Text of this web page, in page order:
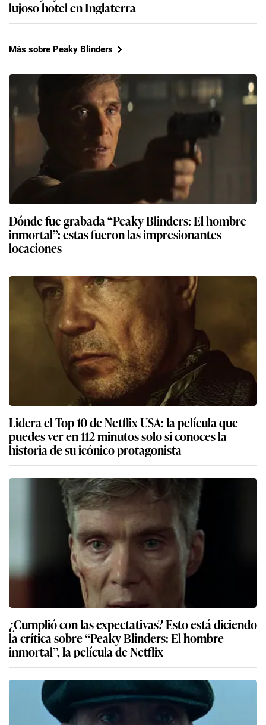
lujoso hotel en Inglaterra
Más sobre Peaky Blinders
Dónde fue grabada “Peaky Blinders: El hombre
inmortal”: estas fueron las impresionantes
locaciones
Lidera el Top 10 de Netflix USA: la película que
puedes ver en 112 minutos solo si conoces la
historia de su icónico protagonista
¿Cumplió con las expectativas? Esto está diciendo
la crítica sobre “Peaky Blinders: El hombre
inmortal”, la película de Netflix